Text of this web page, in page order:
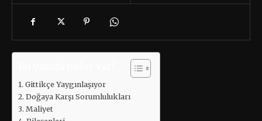
Gittikçe Yaygınlaşıyor
Doğaya Karşı Sorumlulukları
Maliyet